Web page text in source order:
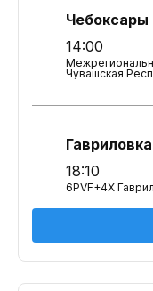
Чебоксары
14:00
Чувашская
Гавриловка
18:10
6PVF+4X